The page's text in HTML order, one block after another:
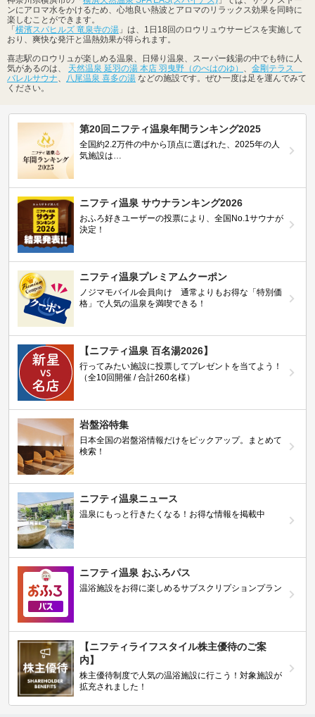
ンにアロマ水をかけるため、心地良い熱波とアロマのリラックス効果を同時に
楽しむことができます。
「横濱スパヒルズ 竜泉寺の湯 」は、1日18回のロウリュウサービスを実施して
おり、爽快な発汗と温熱効果が得られます。
喜志駅のロウリュが楽しめる温泉、日帰り温泉、スーパー銭湯の中でも特に人
気があるのは、 天然温泉 延羽の湯 本店 羽曳野（のべはのゆ） 、 金剛テラス
バレルサウナ、 八尾温泉 喜多の湯 などの施設です。ぜひ一度は足を運んでみて
ください。
第20回ニフティ温泉年間ランキング2025
全国約2.2万件の中から頂点に選ばれた、2025年の人
気施設は…
ニフティ温泉 サウナランキング2026
おふろ好きユーザーの投票により、全国No.1サウナが
決定！
ニフティ温泉プレミアムクーポン
ノジマモバイル会員向け 通常よりもお得な「特別価
格」で人気の温泉を満喫できる！
【ニフティ温泉 百名湯2026】
行ってみたい施設に投票してプレゼントを当てよう！
（全10回開催 / 合計260名様）
岩盤浴特集
日本全国の岩盤浴情報だけをピックアップ。まとめて
検索！
ニフティ温泉ニュース
温泉にもっと行きたくなる！お得な情報を掲載中
ニフティ温泉 おふろパス
温浴施設をお得に楽しめるサブスクリプションプラン
【ニフティライフスタイル株主優待のご案
内】
株主優待制度で人気の温浴施設に行こう！対象施設が
拡充されました！